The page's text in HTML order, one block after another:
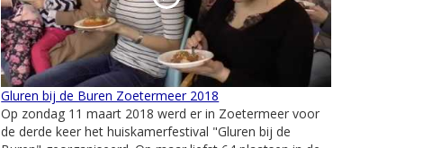
Gluren bij de Buren Zoetermeer 2018
Op zondag 11 maart 2018 werd er in Zoetermeer voor
de derde keer het huiskamerfestival "Gluren bij de